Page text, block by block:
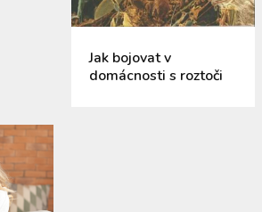
Jak bojovat v
domácnosti s roztoči